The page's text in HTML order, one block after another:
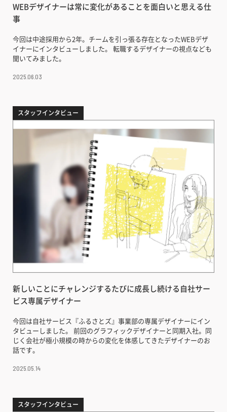
WEBデザイナーは常に変化があることを面白いと思える仕
事
今回は中途採用から2年。チームを引っ張る存在となったWEBデザ
イナーにインタビューしました。 転職するデザイナーの視点なども
聞いてみました。
2025.06.03
スタッフインタビュー
新しいことにチャレンジするたびに成長し続ける自社サー
ビス専属デザイナー
今回は自社サービス『ふるさとズ』事業部の専属デザイナーにイン
タビューしました。 前回のグラフィックデザイナーと同期入社。同
じく会社が極小規模の時からの変化を体感してきたデザイナーのお
話です。
2025.05.14
スタッフインタビュー